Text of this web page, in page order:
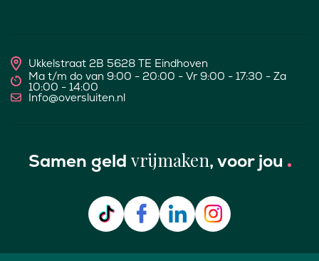
Ukkelstraat 2B 5628 TE Eindhoven
Ma t/m do van 9:00 - 20:00 - Vr 9:00 - 17:30 - Za
10:00 - 14:00
Info@oversluiten.nl
Samen geld vrijmaken, voor jou